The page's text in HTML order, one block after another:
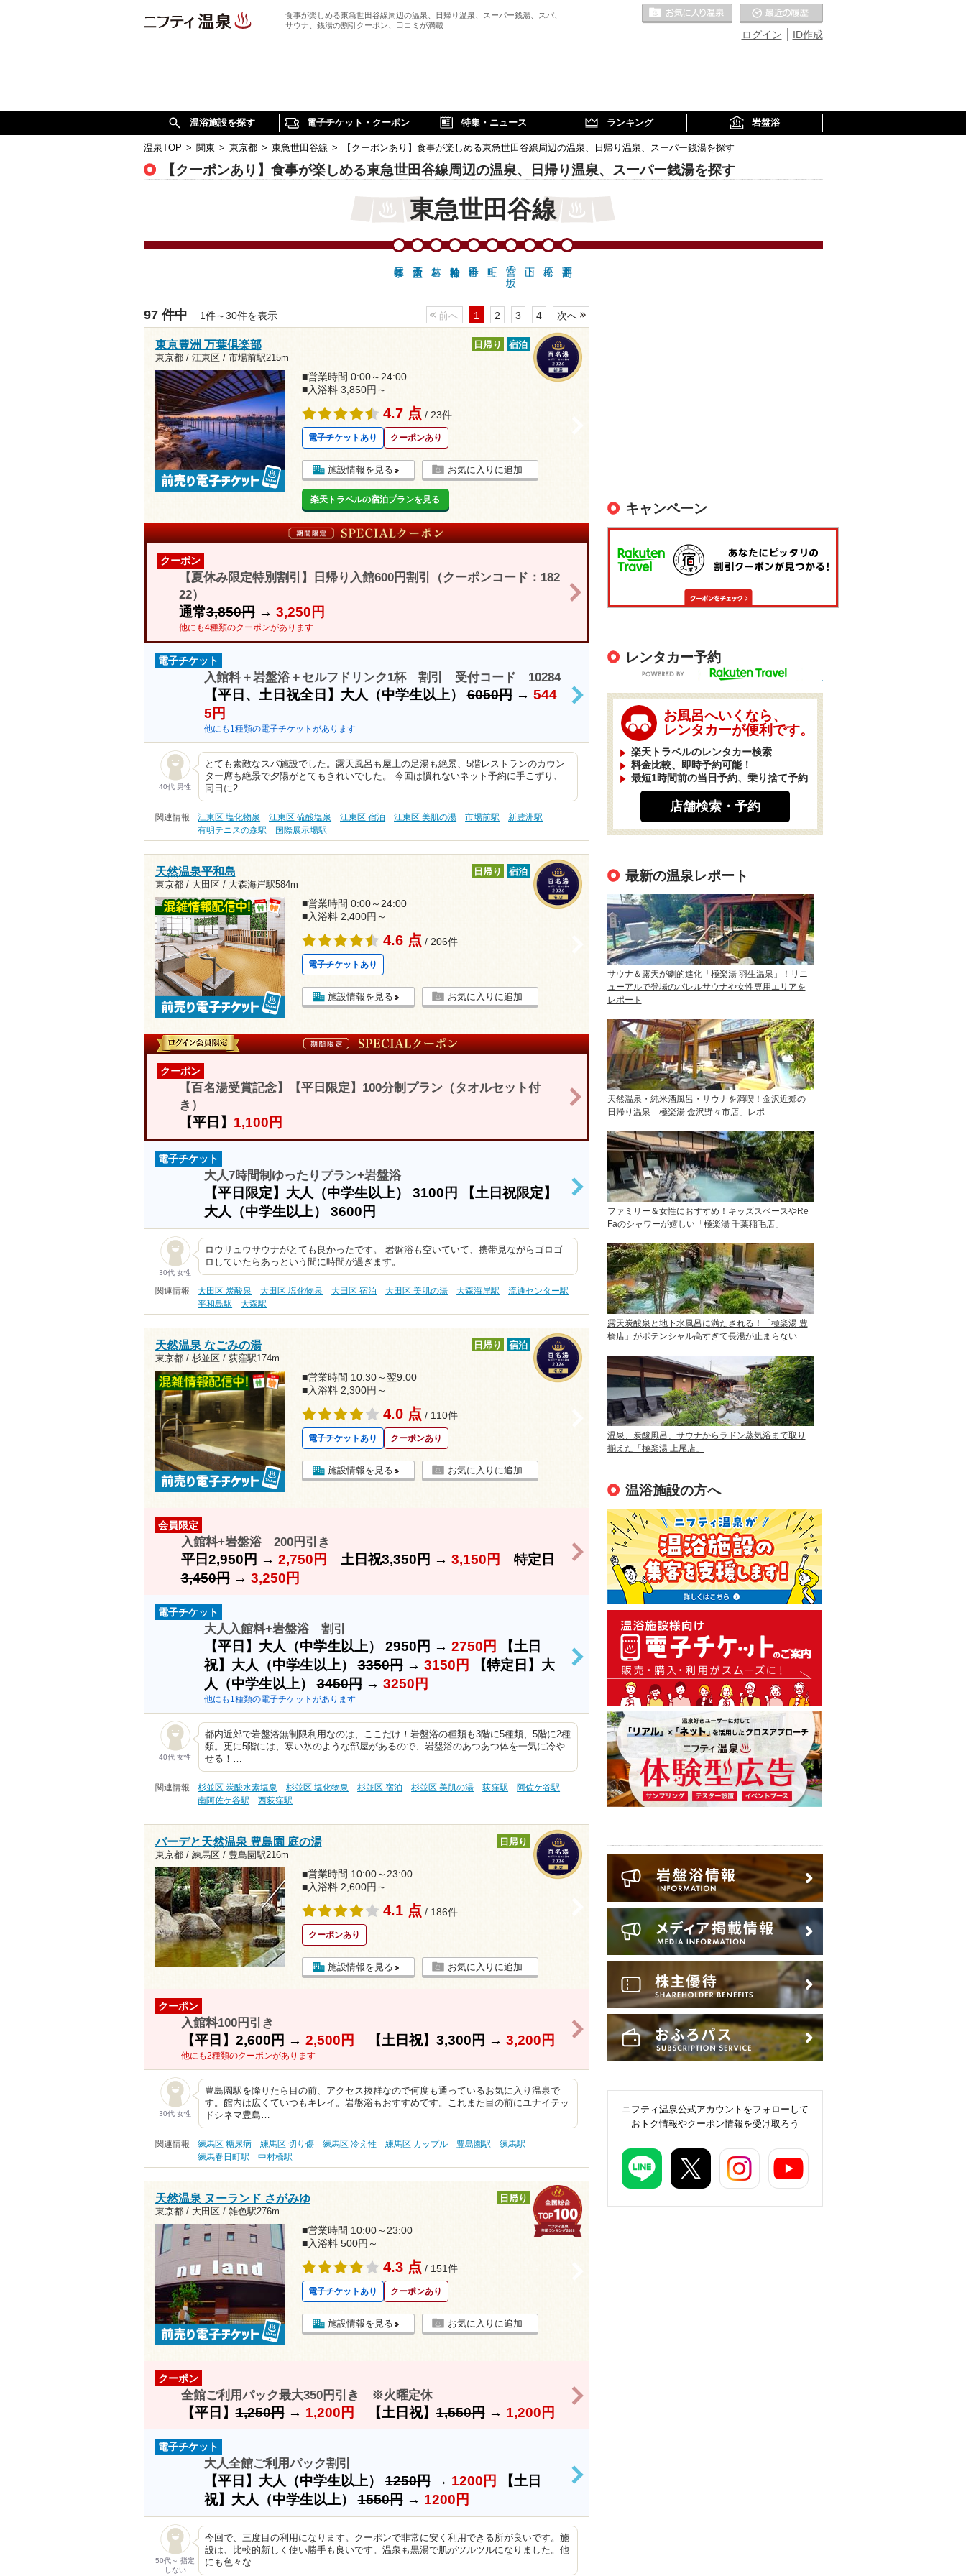
食事が楽しめる東急世田谷線周辺の温泉、日帰り温泉、スーパー銭湯、スパ、
サウナ、銭湯の割引クーポン、口コミが満載
ID作成
ログイン
お気に入りの温泉
温浴施設を探す 電子チケット・クーポン 特集・ニュース ランキング 岩盤浴
温泉TOP > 関東 > 東京都 > 東急世田谷線 > 【クーポンあり】食事が楽しめる東急世田谷線周辺の温泉、日帰り温泉、スーパー銭湯を探す
【クーポンあり】食事が楽しめる東急世田谷線周辺の温泉、日帰り温泉、スーパー銭湯を探す
東急世田谷線
宮の坂
97 件中 1件～30件を表示 前へ 1 2 3 4 次へ
東京豊洲 万葉倶楽部
東京都 / 江東区 / 市場前駅215m
日帰り 宿泊
■営業時間 0:00～24:00
■入浴料 3,850円～
4.7 点 / 23件
電子チケットあり クーポンあり
施設情報を見る お気に入りに追加
楽天トラベルの宿泊プランを見る
クーポン
【夏休み限定特別割引】日帰り入館600円割引（クーポンコード：182
22）
通常3,850円→ 3,250円
他にも4種類のクーポンがあります
電子チケット
入館料＋岩盤浴＋セルフドリンク1杯 割引 受付コード 10284
【平日、土日祝全日】大人（中学生以上）6050円→ 544
5円
他にも1種類の電子チケットがあります
>
40代 男性
とても素敵なスパ施設でした。露天風呂も屋上の足湯も絶景、5階レストランのカウン
ター席も絶景で夕陽がとてもきれいでした。 今回は慣れないネット予約に手こずり、
同日に2…
関連情報 江東区 塩化物泉 江東区 硫酸塩泉 江東区 宿泊 江東区 美肌の湯 市場前駅
新豊洲駅
有明テニスの森駅
国際展示場駅
天然温泉平和島
東京都 / 大田区 / 大森海岸駅584m
日帰り 宿泊
■営業時間 0:00～24:00
■入浴料 2,400円～
4.6 点 / 206件
電子チケットあり
施設情報を見る お気に入りに追加
クーポン
【百名湯受賞記念】【平日限定】100分制プラン（タオルセット付
き）
【平日】 1,100円
電子チケット
大人7時間制ゆったりプラン+岩盤浴
【平日限定】大人（中学生以上） 3100円
【土日祝限定】
大人（中学生以上） 3600円
>
30代 女性
ロウリュウサウナがとても良かったです。 岩盤浴も空いていて、携帯見ながらゴロゴ
ロしていたらあっという間に時間が過ぎます。
関連情報 大田区 炭酸泉 大田区 塩化物泉 大田区 宿泊 大田区 美肌の湯 大森海岸駅
流通センター駅
平和島駅
大森駅
天然温泉 なごみの湯
東京都 / 杉並区 / 荻窪駅174m
日帰り 宿泊
■営業時間 10:30～翌9:00
■入浴料 2,300円～
4.0 点 / 110件
電子チケットあり クーポンあり
施設情報を見る お気に入りに追加
会員限定
入館料+岩盤浴 200円引き
平日2,950円→ 2,750円 土日祝3,350円→ 3,150円
特定日
3,450円→ 3,250円
電子チケット
大人入館料+岩盤浴 割引
【平日】大人（中学生以上）2950円→ 2750円
【土日
祝】大人（中学生以上）3350円→ 3150円
【特定日】大
人（中学生以上）3450円→ 3250円
他にも1種類の電子チケットがあります
>
40代 女性
都内近郊で岩盤浴無制限利用なのは、ここだけ！岩盤浴の種類も3階に5種類、5階に2種
類。更に5階には、寒い氷のような部屋があるので、岩盤浴のあつあつ体を一気に冷や
せる！…
関連情報 杉並区 炭酸水素塩泉 杉並区 塩化物泉 杉並区 宿泊 杉並区 美肌の湯 荻窪駅
阿佐ケ谷駅
南阿佐ケ谷駅
西荻窪駅
バーデと天然温泉 豊島園 庭の湯
東京都 / 練馬区 / 豊島園駅216m
日帰り
■営業時間 10:00～23:00
■入浴料 2,600円～
4.1 点 / 186件
クーポンあり
施設情報を見る お気に入りに追加
クーポン
入館料100円引き
【平日】2,600円→ 2,500円 【土日祝】3,300円→ 3,200円
他にも2種類のクーポンがあります
>
30代 女性
豊島園駅を降りたら目の前、アクセス抜群なので何度も通っているお気に入り温泉で
す。館内は広くていつもキレイ。岩盤浴もおすすめです。これまた目の前にユナイテッ
ドシネマ豊島…
関連情報 練馬区 糖尿病 練馬区 切り傷 練馬区 冷え性 練馬区 カップル 豊島園駅
練馬駅
練馬春日町駅
中村橋駅
天然温泉 ヌーランド さがみゆ
東京都 / 大田区 / 雑色駅276m
日帰り
■営業時間 10:00～23:00
■入浴料 500円～
4.3 点 / 151件
電子チケットあり クーポンあり
施設情報を見る お気に入りに追加
クーポン
全館ご利用パック最大350円引き ※火曜定休
【平日】1,250円→ 1,200円 【土日祝】1,550円→ 1,200円
電子チケット
大人全館ご利用パック割引
【平日】大人（中学生以上）1250円→ 1200円
【土日
祝】大人（中学生以上）1550円→ 1200円
>
50代～ 指定
しない
今回で、三度目の利用になります。クーポンで非常に安く利用できる所が良いです。施
設は、比較的新しく使い勝手も良いです。温泉も黒湯で肌がツルツルになりました。他
にも色々な…
キャンペーン
レンタカー予約
お風呂へいくなら、
レンタカーが便利です。
楽天トラベルのレンタカー検索
料金比較、即時予約可能！
最短1時間前の当日予約、乗り捨て予約
店舗検索・予約
最新の温泉レポート
サウナ＆露天が劇的進化「極楽湯 羽生温泉」！リニ
ューアルで登場のバレルサウナや女性専用エリアを
レポート
天然温泉・純米酒風呂・サウナを満喫！金沢近郊の
日帰り温泉「極楽湯 金沢野々市店」レポ
ファミリー＆女性におすすめ！キッズスペースやRe
Faのシャワーが嬉しい「極楽湯 千葉稲毛店」
露天炭酸泉と地下水風呂に満たされる！「極楽湯 豊
橋店」がポテンシャル高すぎて長湯が止まらない
温泉、炭酸風呂、サウナからラドン蒸気浴まで取り
揃えた「極楽湯 上尾店」
温浴施設の方へ
ニフティ温泉を使って手軽に
ニフティ温泉公式アカウントをフォローして
おトク情報やクーポン情報を受け取ろう